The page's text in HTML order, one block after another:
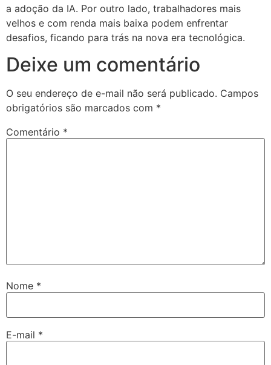
a adoção da IA. Por outro lado, trabalhadores mais
velhos e com renda mais baixa podem enfrentar
desafios, ficando para trás na nova era tecnológica.
Deixe um comentário
O seu endereço de e-mail não será publicado. Campos
obrigatórios são marcados com *
Comentário *
Nome *
E-mail *